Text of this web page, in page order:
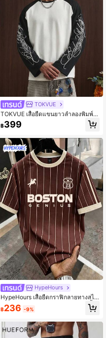
TOKVUE
TOKVUE เสื้อยืดแขนยาวลำลองพิมพ์ล
ายตัวอักษรดอกไม้สีตัดกันขาวดำมาให
ม่สำหรับผู้ชายฤดูใบไม้ผลิ/ฤดูร้อน
฿399
HypeHours
HypeHours เสื้อยืดกราฟิกลายทางสไต
ล์ฟุตบอลบอสตัน 23 สำหรับผู้ชาย, เสื้อ
กีฬาแบบวินเทจลำลอง, เหมาะสำหรับส
ไปเที่ยว, เหมาะสำหรับผู้ชาย, ผู้หญิง, วั
ยรุ่น & นักเรียน, วันหยุด
฿236 -9%